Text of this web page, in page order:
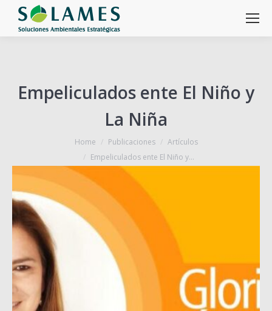
Empeliculados ente El Niño y
La Niña
You are here:Home Publicaciones
Artículos
Empeliculados ente El Niño y…